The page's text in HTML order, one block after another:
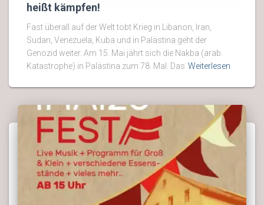
heißt kämpfen!
Fast überall auf der Welt tobt Krieg in Libanon, Iran,
Sudan, Venezuela, Kuba und in Palästina geht der
Genozid weiter. Am 15. Mai jährt sich die Nakba (arab.
Katastrophe) in Palästina zum 78. Mal. Das Weiterlesen